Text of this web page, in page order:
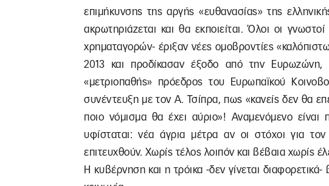
επιμήκυνσης της αργής «ευθανασίας» της
ακρωτηριάζεται και θα εκποιείται. Όλοι οι
χρηματαγορών- έριξαν νέες ομοβροντίες
2013 και προδίκασαν έξοδο από την
«μετριοπαθής» πρόεδρος του Ευρωπαϊκού
συνέντευξη με τον Α. Τσίπρα, πως «κανείς δεν θα
ποιο νόμισμα θα έχει αύριο»! Αναμενόμενο
υφίσταται: νέα άγρια μέτρα αν οι στόχοι για
επιτευχθούν. Χωρίς τέλος λοιπόν και βέβαια χωρίς
Η κυβέρνηση και η τρόικα -δεν γίνεται διαφορετικά-